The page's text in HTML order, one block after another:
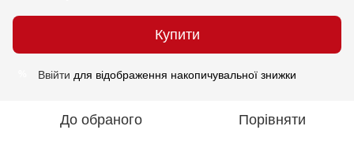
Купити
Ввійти для відображення накопичувальної знижки
До обраного Порівняти